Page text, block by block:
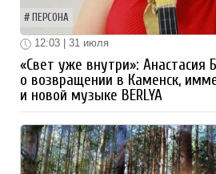
ПЕРСОНА
12:03 | 31 июля
«Свет уже внутри»: Анастасия
о возвращении в Каменск,
и новой музыке BERLYA